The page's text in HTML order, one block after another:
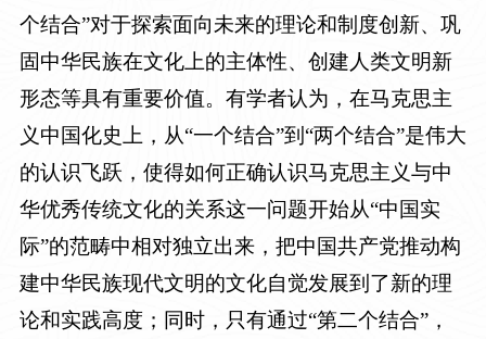
个结合”对于探索面向未来的理论和制度创新、巩
固中华民族在文化上的主体性、创建人类文明新
形态等具有重要价值。有学者认为，在马克思主
义中国化史上，从“一个结合”到“两个结合”是伟大
的认识飞跃，使得如何正确认识马克思主义与中
华优秀传统文化的关系这一问题开始从“中国实
际”的范畴中相对独立出来，把中国共产党推动构
建中华民族现代文明的文化自觉发展到了新的理
论和实践高度；同时，只有通过“第二个结合”，